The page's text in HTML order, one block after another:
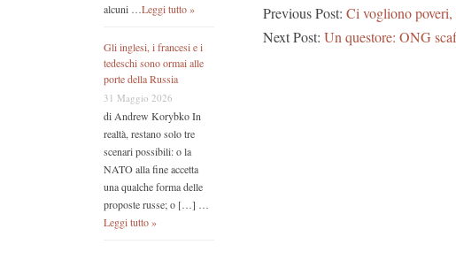
alcuni …Leggi tutto »
Gli inglesi, i francesi e i
tedeschi sono ormai alle
porte della Russia
31 Maggio 2026
di Andrew Korybko In
realtà, restano solo tre
scenari possibili: o la
NATO alla fine accetta
una qualche forma delle
proposte russe; o […] …
Leggi tutto »
Previous Post: Ci vogliono
Next Post: Un questore: ONG